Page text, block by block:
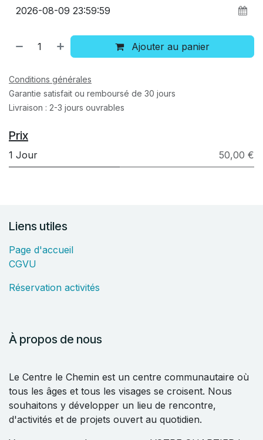
Ajouter au panier
Conditions générales
Garantie satisfait ou remboursé de 30 jours
Livraison : 2-3 jours ouvrables
Prix
1 Jour 50,00 €
Liens utiles
Page d'accueil
CGVU
Réservation activités
À propos de nous
Le Centre le Chemin est un centre communautaire où
tous les âges et tous les visages se croisent. Nous
souhaitons y développer un lieu de rencontre,
d'activités et de projets ouvert au quotidien.